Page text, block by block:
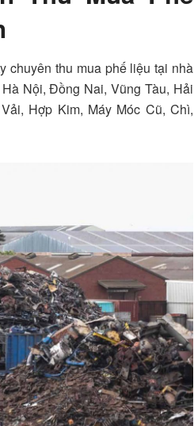
chuyên thu mua phế liệu tại nhà
Nội, Đồng Nai, Vũng Tàu, Hải
Hợp Kim, Máy Móc Cũ, Chì,